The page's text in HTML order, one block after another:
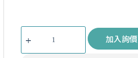
加入詢價